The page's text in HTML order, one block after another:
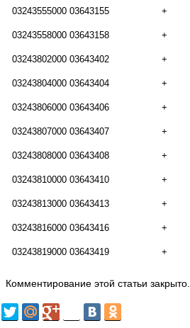
03243555000 03643155 +
03243558000 03643158 +
03243802000 03643402 +
03243804000 03643404 +
03243806000 03643406 +
03243807000 03643407 +
03243808000 03643408 +
03243810000 03643410 +
03243813000 03643413 +
03243816000 03643416 +
03243819000 03643419 +
Комментирование этой статьи закрыто.